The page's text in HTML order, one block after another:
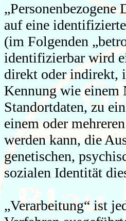
auf eine
(im Folgenden
identifizierbar wird
direkt oder indirekt,
Kennung wie einem
Standortdaten, zu
einem oder
werden kann, die
genetischen,
sozialen Identität
„Verarbeitung“ ist